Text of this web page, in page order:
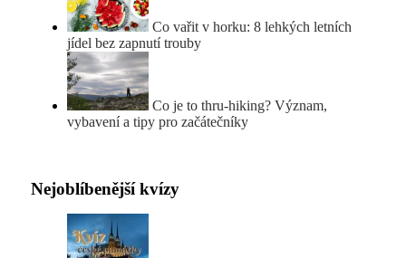
Co vařit v horku: 8 lehkých letních
jídel bez zapnutí trouby
Co je to thru-hiking? Význam,
vybavení a tipy pro začátečníky
Nejoblíbenější kvízy